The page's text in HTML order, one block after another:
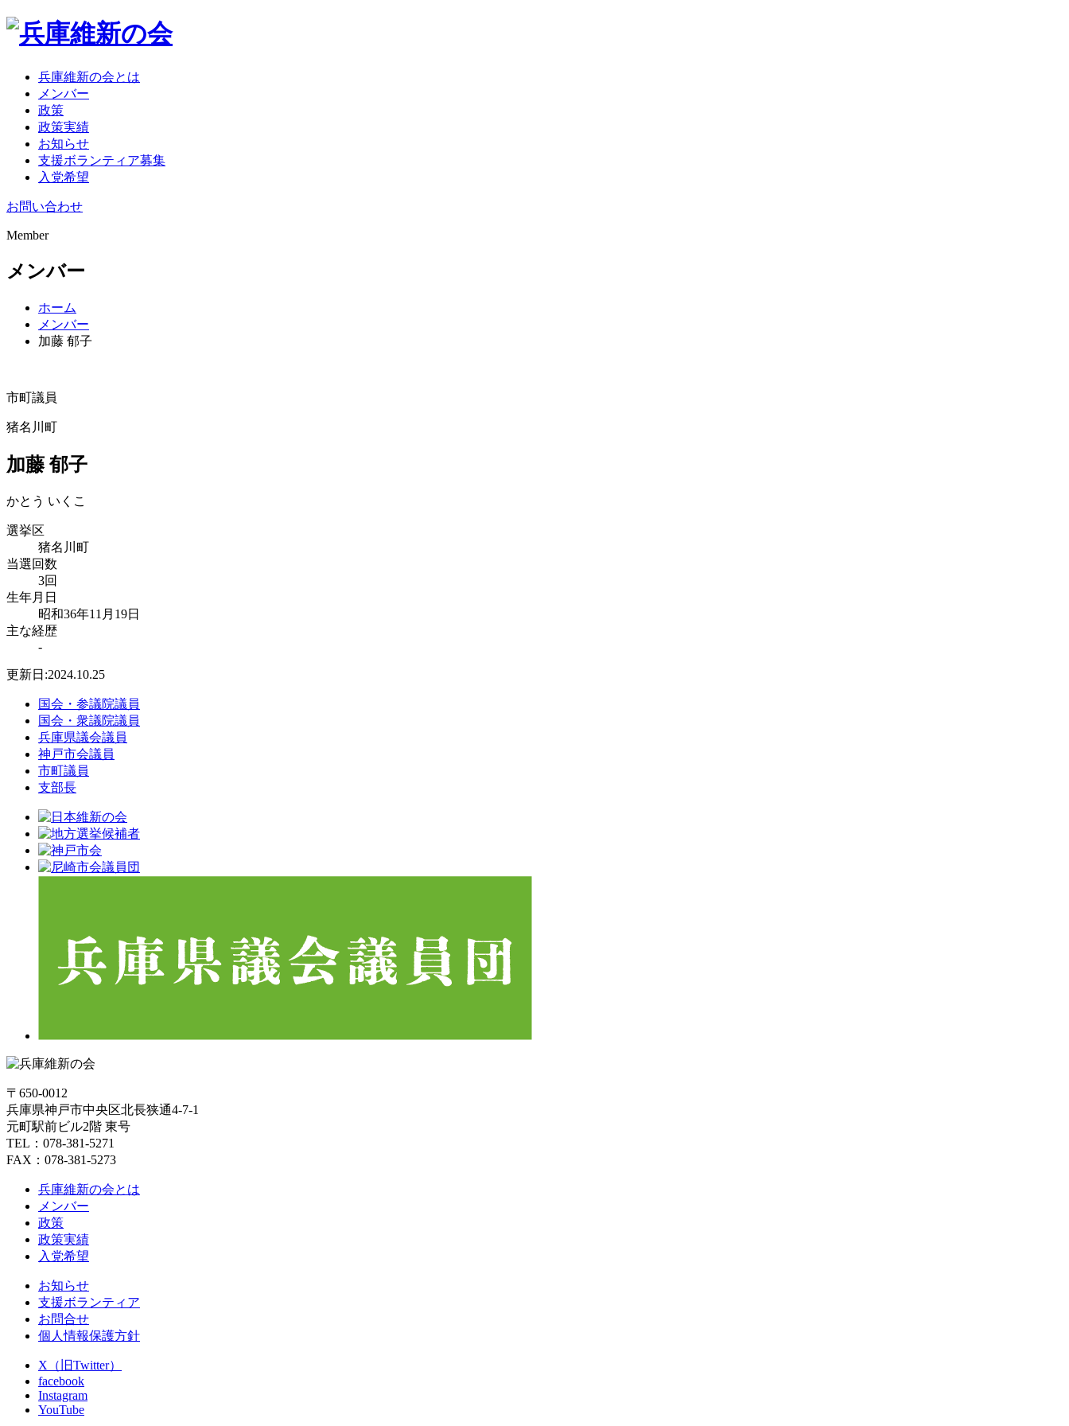
兵庫維新の会とは
メンバー
政策
政策実績
お知らせ
支援ボランティア募集
入党希望
お問い合わせ
Member
メンバー
ホーム
メンバー
加藤 郁子
市町議員
猪名川町
加藤 郁子
かとう いくこ
選挙区
猪名川町
当選回数
3回
生年月日
昭和36年11月19日
主な経歴
-
更新日:2024.10.25
国会・参議院議員
国会・衆議院議員
兵庫県議会議員
神戸市会議員
市町議員
支部長
〒650-0012
兵庫県神戸市中央区北長狭通4-7-1
元町駅前ビル2階 東号
TEL：078-381-5271
FAX：078-381-5273
兵庫維新の会とは
メンバー
政策
政策実績
入党希望
お知らせ
支援ボランティア
お問合せ
個人情報保護方針
X（旧Twitter）
facebook
Instagram
YouTube